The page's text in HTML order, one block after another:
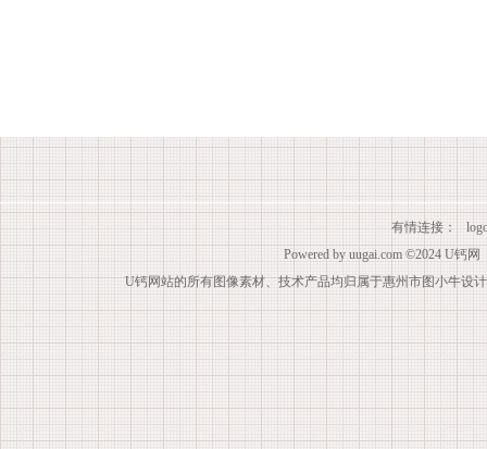
有情连接：
Powered by uugai.com ©2024 U钙网
U钙网站的所有图像素材、技术产品均归属于惠州市图小牛设